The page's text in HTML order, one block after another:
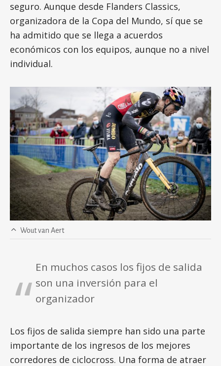
seguro. Aunque desde Flanders Classics,
organizadora de la Copa del Mundo, sí que se
ha admitido que se llega a acuerdos
económicos con los equipos, aunque no a nivel
individual.
Wout van Aert
En muchos casos los fijos de salida
son una inversión para el
organizador
Los fijos de salida siempre han sido una parte
importante de los ingresos de los mejores
corredores de ciclocross. Una forma de atraer